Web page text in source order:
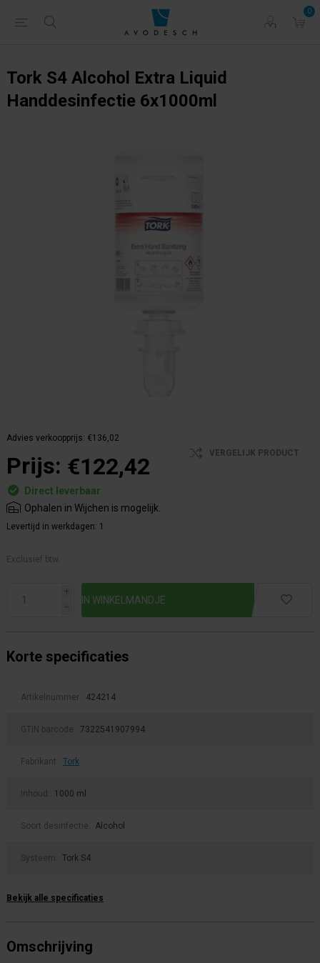
0
Tork S4 Alcohol Extra Liquid
Handdesinfectie 6x1000ml
Advies verkoopprijs: €136,02
Prijs: €122,42 VERGELIJK PRODUCT
Direct leverbaar
Ophalen in Wijchen is mogelijk.
Levertijd in werkdagen: 1
Exclusief btw.
i
h
Korte specificaties
Artikelnummer: 424214
GTIN barcode: 7322541907994
Fabrikant: Tork
Inhoud: 1000 ml
Soort desinfectie: Alcohol
Systeem: Tork S4
Bekijk alle specificaties
Omschrijving